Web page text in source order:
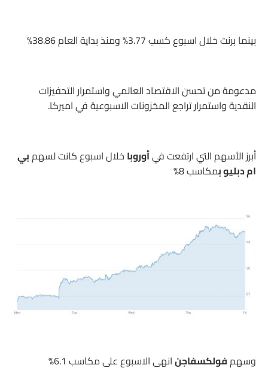
بينما برنت خلال اسبوع كسب 3.77% ومنذ بداية العام 38.86%
مدعومة من تحسن الاقتصاد العالمي واستمرار التحفيزات
النقدية واستمرار تراجع المخزونات الاسبوعية في اميركا.
أبرز الأسهم التي ارتفعت فيأوروبا خلال اسبوع كانت لسهمبي
ام دبليو بمكاسب 8%
وسهمفولكسفاجنانهى الاسبوع على مكاسب 6.1%